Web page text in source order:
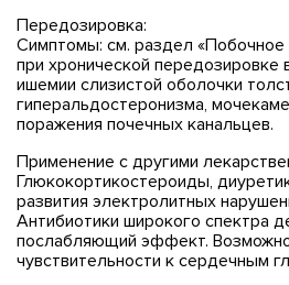
Передозировка:
Симптомы: см. раздел «Побочное
при хронической передозировке
ишемии слизистой оболочки
гиперальдостеронизма,
поражения почечных канальцев.
Применение с другими
Глюкокортикостероиды,
развития электролитных
Антибиотики широкого спектра
послабляющий эффект.
чувствительности к сердечным